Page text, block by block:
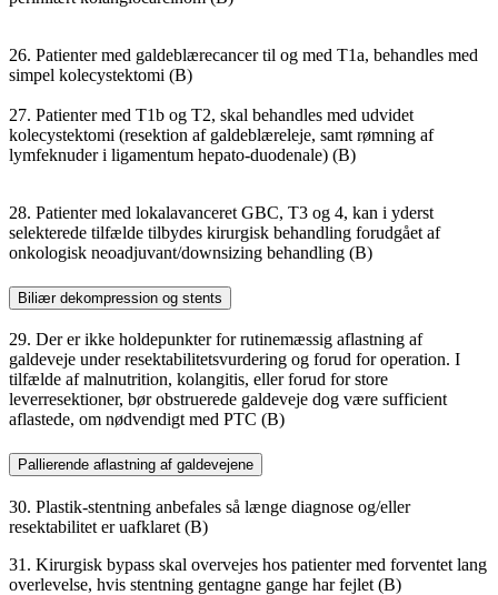
26. Patienter med galdeblærecancer til og med T1a, behandles med
simpel kolecystektomi (B)
27. Patienter med T1b og T2, skal behandles med udvidet
kolecystektomi (resektion af galdeblæreleje, samt rømning af
lymfeknuder i ligamentum hepato-duodenale) (B)
28. Patienter med lokalavanceret GBC, T3 og 4, kan i yderst
selekterede tilfælde tilbydes kirurgisk behandling forudgået af
onkologisk neoadjuvant/downsizing behandling (B)
Biliær dekompression og stents
29. Der er ikke holdepunkter for rutinemæssig aflastning af
galdeveje under resektabilitetsvurdering og forud for operation. I
tilfælde af malnutrition, kolangitis, eller forud for store
leverresektioner, bør obstruerede galdeveje dog være sufficient
aflastede, om nødvendigt med PTC (B)
Pallierende aflastning af galdevejene
30. Plastik-stentning anbefales så længe diagnose og/eller
resektabilitet er uafklaret (B)
31. Kirurgisk bypass skal overvejes hos patienter med forventet lang
overlevelse, hvis stentning gentagne gange har fejlet (B)